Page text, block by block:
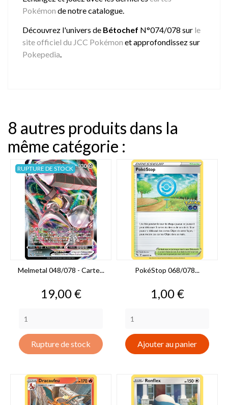
Pokémon de notre catalogue.
Découvrez l'univers de Bétochef N°074/078 sur le
site officiel du JCC Pokémon et approfondissez sur
Pokepedia.
8 autres produits dans la
même catégorie :
Melmetal 048/078 - Carte...
Prix
19,00 €
Rupture de stock
RUPTURE DE STOCK
PokéStop 068/078...
Prix
1,00 €
Ajouter au panier